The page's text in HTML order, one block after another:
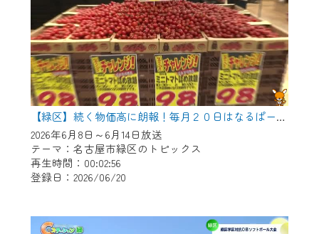
【緑区】続く物価高に朗報！毎月２０日はなるぱーくで野菜つめ放題！
2026年6月8日～6月14日放送
テーマ：名古屋市緑区のトピックス
再生時間：00:02:56
登録日：2026/06/20